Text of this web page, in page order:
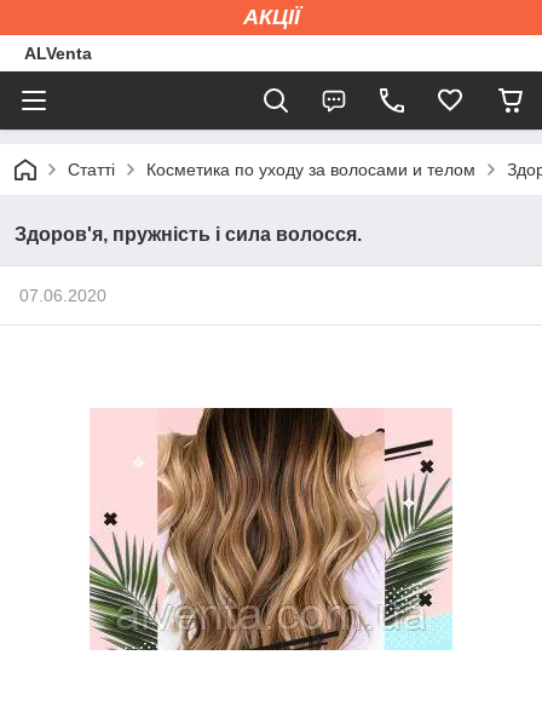
АКЦІЇ
ALVenta
Статті Косметика по уходу за волосами и телом
Здоров'я, пружність і сила волосся.
07.06.2020